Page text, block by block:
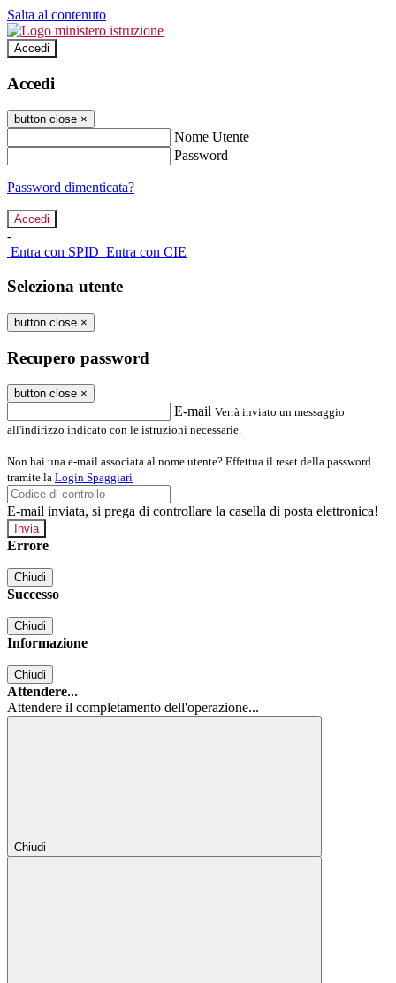
Salta al contenuto
Accedi
Accedi
button close ×
Nome Utente
Password
Password dimenticata?
-
Entra con SPID Entra con CIE
Seleziona utente
button close ×
Recupero password
button close ×
E-mail Verrà inviato un messaggio
all'indirizzo indicato con le istruzioni necessarie.
Non hai una e-mail associata al nome utente? Effettua il reset della password
tramite la Login Spaggiari
E-mail inviata, si prega di controllare la casella di posta elettronica!
Errore
Chiudi
Successo
Chiudi
Informazione
Chiudi
Attendere...
Attendere il completamento dell'operazione...
Chiudi